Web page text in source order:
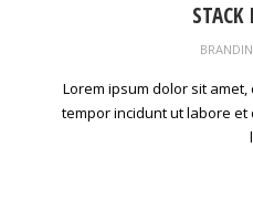
Lorem ipsum dolor sit
tempor incidunt ut labore et